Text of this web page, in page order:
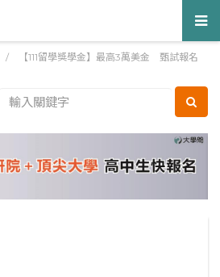
/
【111留學獎學金】最高3萬美金 甄試報名